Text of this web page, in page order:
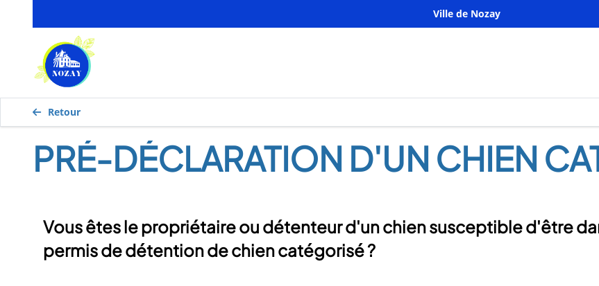
Ville de Nozay
Retour
PRÉ-DÉCLARATION D'UN CHIEN
Vous êtes le propriétaire ou détenteur d'un chien susceptible d'être
permis de détention de chien catégorisé ?